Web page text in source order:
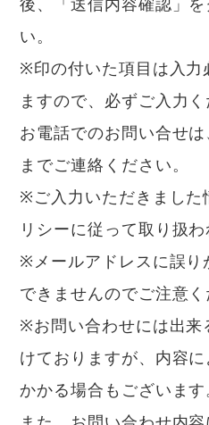
い。
※印の付いた項目は入力
ますので、必ずご入力く
お電話でのお問い合せ
までご連絡ください。
※ご入力いただきました
リシーに従って取り扱わ
※メールアドレスに誤り
できませんのでご注意く
※お問い合わせには出来
けておりますが、内容
かかる場合もございます